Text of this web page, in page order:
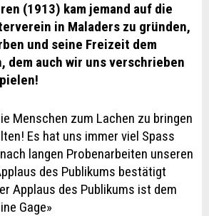
(1913) kam jemand auf die
in Maladers zu gründen,
und seine Freizeit dem
dem auch wir uns verschrieben
Menschen zum Lachen zu bringen
Es hat uns immer viel Spass
langen Probenarbeiten unseren
des Publikums bestätigt
Applaus des Publikums ist dem
Gage»